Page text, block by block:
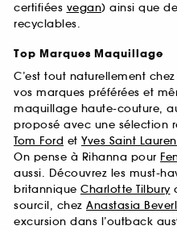
certifiées vegan) ainsi que
recyclables.
Top Marques Maquillage
C’est tout naturellement
vos marques préférées et
maquillage haute-couture,
proposé avec une sélection
Tom Ford et Yves Saint
On pense à Rihanna pour
aussi. Découvrez les must-
britannique Charlotte Tilbury
sourcil, chez Anastasia
excursion dans l’outback